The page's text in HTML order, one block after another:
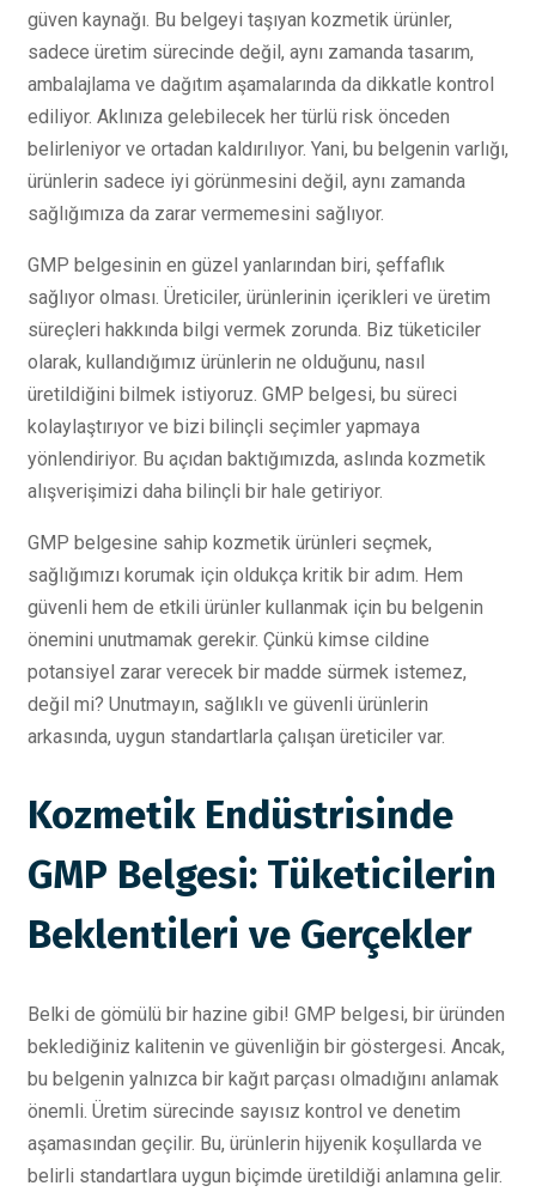
güven kaynağı. Bu belgeyi taşıyan kozmetik ürünler,
sadece üretim sürecinde değil, aynı zamanda tasarım,
ambalajlama ve dağıtım aşamalarında da dikkatle kontrol
ediliyor. Aklınıza gelebilecek her türlü risk önceden
belirleniyor ve ortadan kaldırılıyor. Yani, bu belgenin varlığı,
ürünlerin sadece iyi görünmesini değil, aynı zamanda
sağlığımıza da zarar vermemesini sağlıyor.
GMP belgesinin en güzel yanlarından biri, şeffaflık
sağlıyor olması. Üreticiler, ürünlerinin içerikleri ve üretim
süreçleri hakkında bilgi vermek zorunda. Biz tüketiciler
olarak, kullandığımız ürünlerin ne olduğunu, nasıl
üretildiğini bilmek istiyoruz. GMP belgesi, bu süreci
kolaylaştırıyor ve bizi bilinçli seçimler yapmaya
yönlendiriyor. Bu açıdan baktığımızda, aslında kozmetik
alışverişimizi daha bilinçli bir hale getiriyor.
GMP belgesine sahip kozmetik ürünleri seçmek,
sağlığımızı korumak için oldukça kritik bir adım. Hem
güvenli hem de etkili ürünler kullanmak için bu belgenin
önemini unutmamak gerekir. Çünkü kimse cildine
potansiyel zarar verecek bir madde sürmek istemez,
değil mi? Unutmayın, sağlıklı ve güvenli ürünlerin
arkasında, uygun standartlarla çalışan üreticiler var.
Kozmetik Endüstrisinde
GMP Belgesi: Tüketicilerin
Beklentileri ve Gerçekler
Belki de gömülü bir hazine gibi! GMP belgesi, bir üründen
beklediğiniz kalitenin ve güvenliğin bir göstergesi. Ancak,
bu belgenin yalnızca bir kağıt parçası olmadığını anlamak
önemli. Üretim sürecinde sayısız kontrol ve denetim
aşamasından geçilir. Bu, ürünlerin hijyenik koşullarda ve
belirli standartlara uygun biçimde üretildiği anlamına gelir.